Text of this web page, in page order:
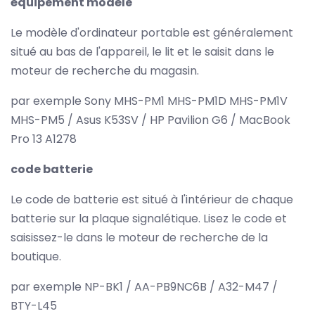
Le modèle d'ordinateur portable est généralement
situé au bas de l'appareil, le lit et le saisit dans le
moteur de recherche du magasin.
par exemple Sony MHS-PM1 MHS-PM1D MHS-PM1V
MHS-PM5 / Asus K53SV / HP Pavilion G6 / MacBook
Pro 13 A1278
code batterie
Le code de batterie est situé à l'intérieur de chaque
batterie sur la plaque signalétique. Lisez le code et
saisissez-le dans le moteur de recherche de la
boutique.
par exemple NP-BK1 / AA-PB9NC6B / A32-M47 /
BTY-L45